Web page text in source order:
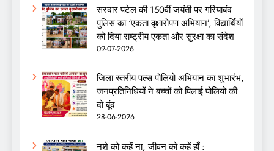
सरदार पटेल की 150वीं जयंती पर गरियाबंद
पुलिस का ‘एकता वृक्षारोपण अभियान’, विद्यार्थियों
को दिया राष्ट्रीय एकता और सुरक्षा का संदेश
09-07-2026
जिला स्तरीय पल्स पोलियो अभियान का शुभारंभ,
जनप्रतिनिधियों ने बच्चों को पिलाई पोलियो की
दो बूंद
28-06-2026
नशे को कहें ना, जीवन को कहें हाँ :